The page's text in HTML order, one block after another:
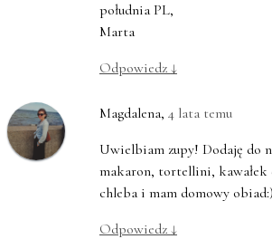
południa PL,
Marta
Odpowiedz ↓
Magdalena, 4 lata temu
Uwielbiam zupy! Dodaję do
makaron, tortellini, kawałek
chleba i mam domowy obiad:)
Odpowiedz ↓